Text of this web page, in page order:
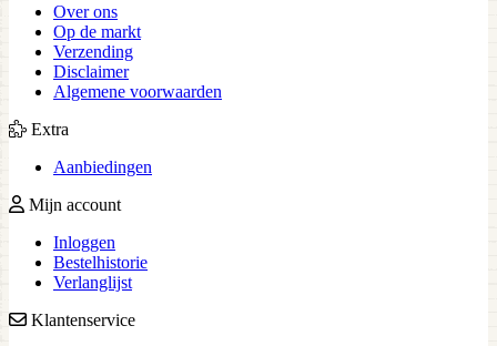
Over ons
Op de markt
Verzending
Disclaimer
Algemene voorwaarden
Extra
Aanbiedingen
Mijn account
Inloggen
Bestelhistorie
Verlanglijst
Klantenservice